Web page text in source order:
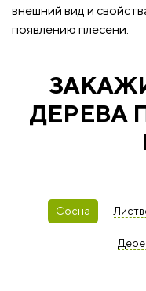
внешний вид и
появлению плесени.
ДЕРЕВА
Сосна